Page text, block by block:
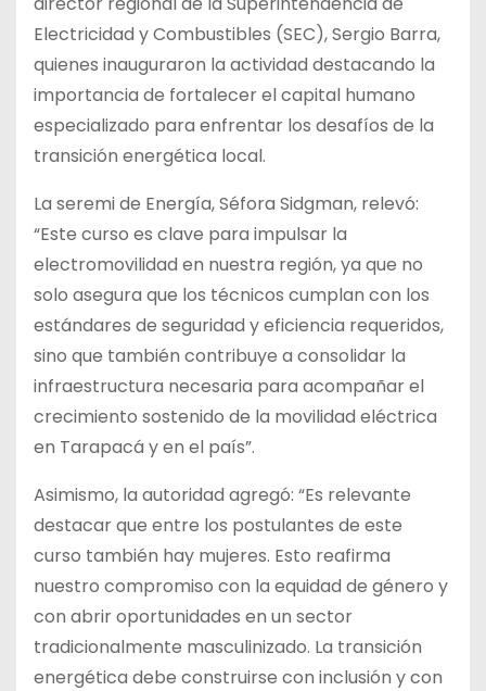
Electricidad y Combustibles (SEC), Sergio Barra,
quienes inauguraron la actividad destacando la
importancia de fortalecer el capital humano
especializado para enfrentar los desafíos de la
transición energética local.
La seremi de Energía, Séfora Sidgman, relevó:
“Este curso es clave para impulsar la
electromovilidad en nuestra región, ya que no
solo asegura que los técnicos cumplan con los
estándares de seguridad y eficiencia requeridos,
sino que también contribuye a consolidar la
infraestructura necesaria para acompañar el
crecimiento sostenido de la movilidad eléctrica
en Tarapacá y en el país”.
Asimismo, la autoridad agregó: “Es relevante
destacar que entre los postulantes de este
curso también hay mujeres. Esto reafirma
nuestro compromiso con la equidad de género y
con abrir oportunidades en un sector
tradicionalmente masculinizado. La transición
energética debe construirse con inclusión y con